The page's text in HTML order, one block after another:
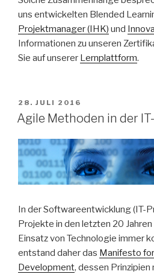
uns entwickelten Blended
Projektmanager (IHK) und
Informationen zu unseren
Sie auf unserer Lernplattform.
VERÖFFENTLICHT
AM
28. JULI 2016
Agile Methoden in der
In der Softwareentwicklung (IT-
Projekte in den letzten 20
Einsatz von Technologie immer
entstand daher das Manifesto
Development, dessen Prinzipien